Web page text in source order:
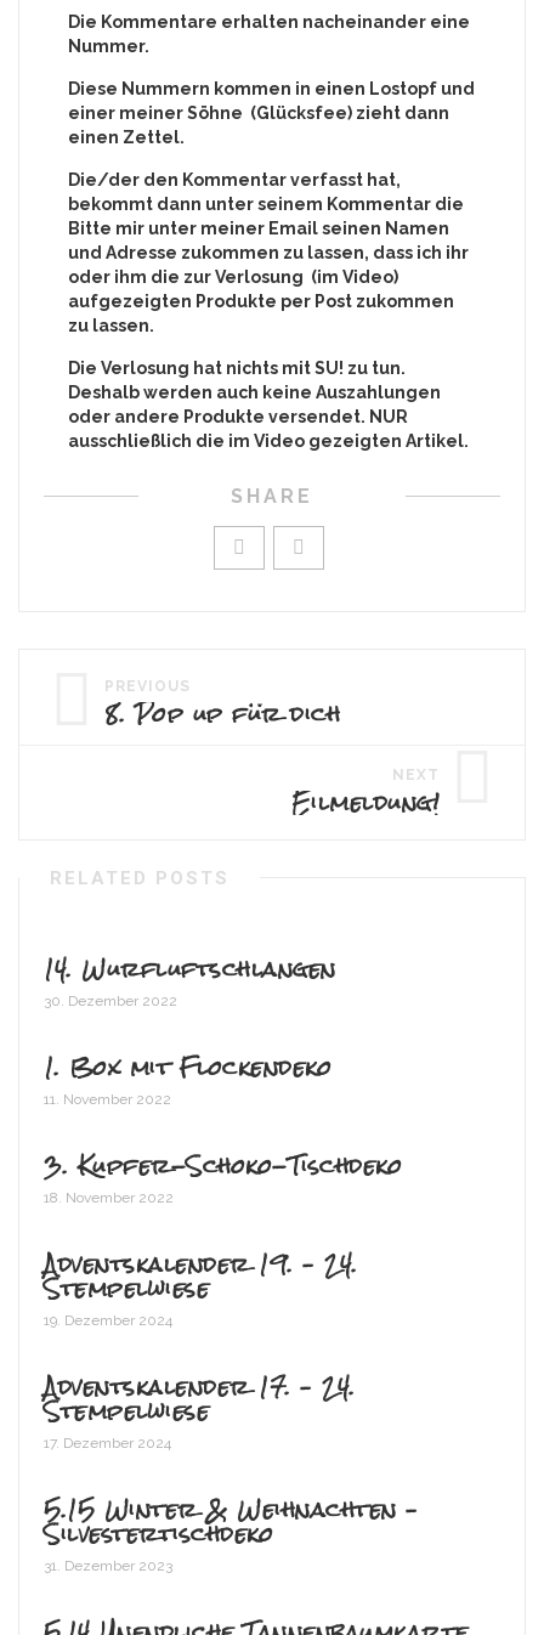
Die Kommentare erhalten nacheinander eine
Nummer.
Diese Nummern kommen in einen Lostopf und
einer meiner Söhne (Glücksfee) zieht dann
einen Zettel.
Die/der den Kommentar verfasst hat,
bekommt dann unter seinem Kommentar die
Bitte mir unter meiner Email seinen Namen
und Adresse zukommen zu lassen, dass ich ihr
oder ihm die zur Verlosung (im Video)
aufgezeigten Produkte per Post zukommen
zu lassen.
Die Verlosung hat nichts mit SU! zu tun.
Deshalb werden auch keine Auszahlungen
oder andere Produkte versendet. NUR
ausschließlich die im Video gezeigten Artikel.
SHARE
PREVIOUS
8. Pop up für dich
NEXT
Eilmeldung!
RELATED POSTS
14. Wurfluftschlangen
30. Dezember 2022
1. Box mit Flockendeko
11. November 2022
3. Kupfer-Schoko-Tischdeko
18. November 2022
Adventskalender 19. – 24.
Stempelwiese
19. Dezember 2024
Adventskalender 17. – 24.
Stempelwiese
17. Dezember 2024
5.15 Winter & Weihnachten –
Silvestertischdeko
31. Dezember 2023